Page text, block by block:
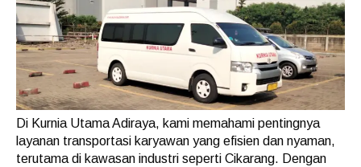
Di Kurnia Utama Adiraya, kami memahami pentingnya
layanan transportasi karyawan yang efisien dan nyaman,
terutama di kawasan industri seperti Cikarang. Dengan